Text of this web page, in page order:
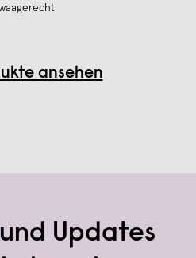
ansehen
Updates